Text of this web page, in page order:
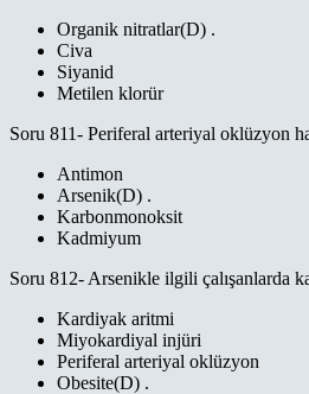
Organik nitratlar(D) .
Civa
Siyanid
Metilen klorür
Soru 811- Periferal arteriyal oklüzyon
Antimon
Arsenik(D) .
Karbonmonoksit
Kadmiyum
Soru 812- Arsenikle ilgili çalışanlarda
Kardiyak aritmi
Miyokardiyal injüri
Periferal arteriyal oklüzyon
Obesite(D) .